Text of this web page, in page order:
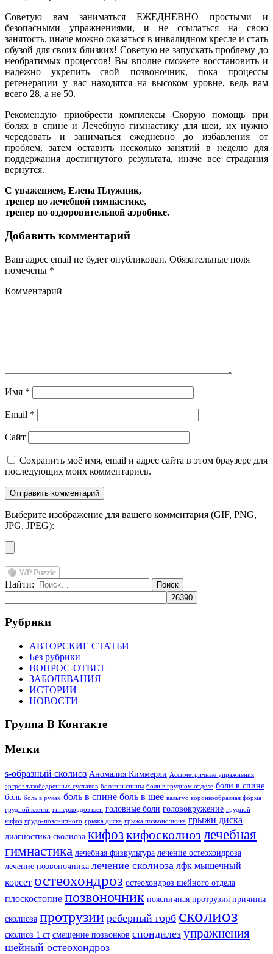
Советую вам заниматься ЕЖЕДНЕВНО простыми и
безопасными упражнениями, и не ссылаться на свою
занятость, иначе можно оказаться в инвалидном кресле и стать
обузой для своих близких! Советую не запускать проблему до
необратимых процессов! Вы вполне сможете восстановить и
надежно укрепить свой позвоночник, пока процессы
регенерации у вас находятся на высоком уровне, ведь вам
всего 28, а не 50.
Рекомендую приобрести комплексы Скорую помощь при
болях в спине и Лечебную гимнастику для шеи, их нужно
чередовать и заниматься ежедневно до избавления от
проблем, затем оставить несколько занятий в неделю для
поддержания достигнутого результата, иначе все страдания
вернутся.
С уважением, Елена Плужник,
тренер по лечебной гимнастике,
тренер по оздоровительной аэробике.
Добавить комментарий
Ваш адрес email не будет опубликован. Обязательные поля
помечены *
Комментарий
Имя *
Email *
Сайт
Сохранить моё имя, email и адрес сайта в этом браузере для
последующих моих комментариев.
Выберите изображение для вашего комментария (GIF, PNG,
JPG, JPEG):
Найти:
Рубрики
АВТОРСКИЕ СТАТЬИ
Без рубрики
ВОПРОС-ОТВЕТ
ЗАБОЛЕВАНИЯ
ИСТОРИИ
НОВОСТИ
Группа В Контакте
Метки
s-образный сколиоз Аномалия Киммерли Ассиметричные упражнения
артроз тазобедренных суставов болезни спины боли в грудном отделе боли в спине
боль боль в руках боль в спине боль в шее вальгус воронкообразная форма
грудной клетки гиперлордоз шеи головные боли головокружение грудной
кифоз грудо-поясничного грыжа диска грыжа позвоночника грыжи диска
диагностика сколиоза кифозкифосколиоз лечебная
гимнастика лечебная физкультура лечение остеохондроза
лечение позвоночника лечение сколиоза лфк мышечный
корсет остеохондроз остеохондроз шейного отдела
плоскостопие позвоночник поясничная протрузия причины
сколиоза протрузии реберный горб сколиоз
сколиоз 1 ст смещение позвонков спондилез упражнения
шейный остеохондроз